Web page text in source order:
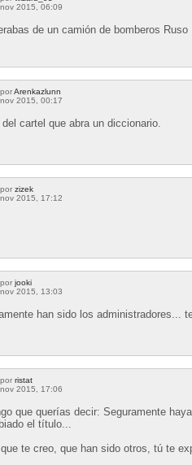
2015, 06:09
de un camión de bomberos Ruso
Arenkazlunn
2015, 00:17
del cartel que abra un diccionario.
zizek
2015, 17:12
jooki
2015, 13:03
han sido los administradores...
ristat
2015, 17:06
que querías decir: Seguramente
el título...
te creo, que han sido otros, tú te